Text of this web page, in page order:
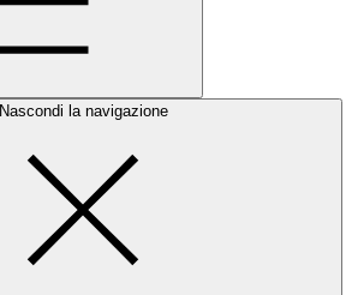
Nascondi la navigazione